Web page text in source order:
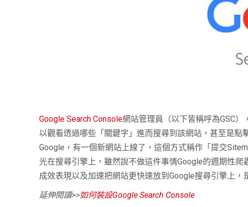
Google Search Console網站管理員（以下皆稱呼為GSC
以觀看透過哪些「關鍵字」進而搜尋到該網站，甚至是
Google，有一個新網站上線了，這個方式稱作「提交
光在搜尋引擎上，雖然說不做這件事情Google的週期性
成效表現以及加速把網站更快速放到Google搜尋引擎上，
延伸閱讀>>如何裝設Google Search Console